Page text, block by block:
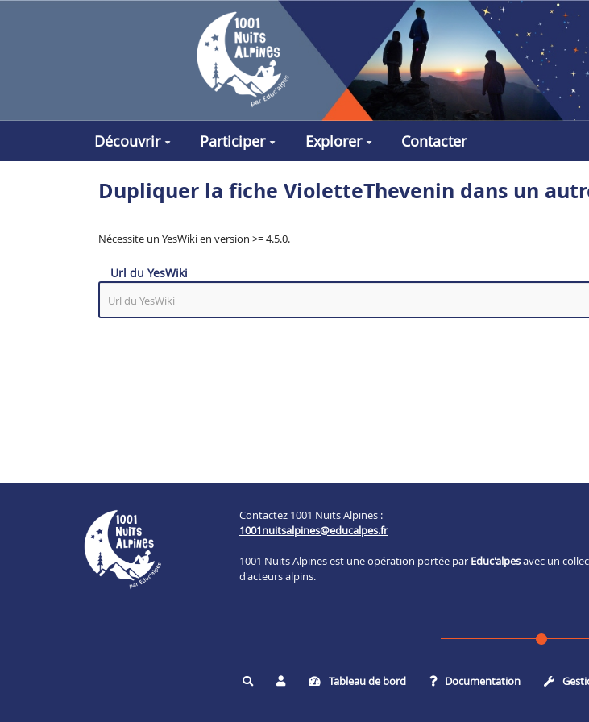
Découvrir Participer Explorer Contacter
Dupliquer la fiche VioletteThevenin dans un
Nécessite un YesWiki en version >= 4.5.0.
Url du YesWiki
Contactez 1001 Nuits Alpines :
1001nuitsalpines@educalpes.fr
1001 Nuits Alpines est une opération portée par Educ'alpesavec un
d'acteurs alpins.
Rechercher Tableau de bord Documentation